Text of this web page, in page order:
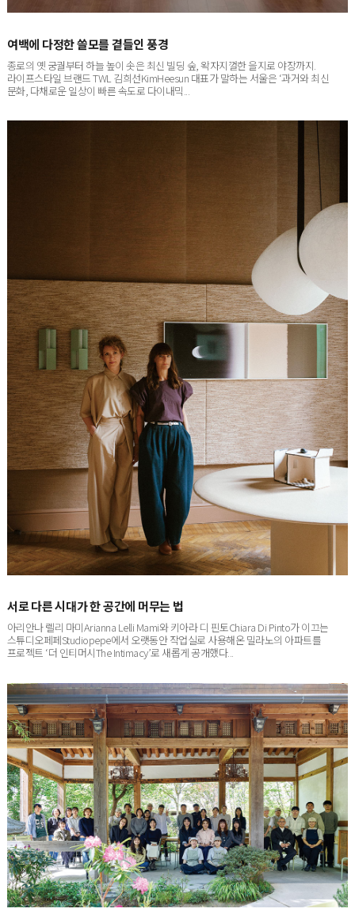
종로의 옛 궁궐부터 하늘 높이 솟은 최신 빌딩 숲, 왁자지껄한 을지로 야장까지.
라이프스타일 브랜드 TWL 김희선KimHeesun 대표가 말하는 서울은 ‘과거와 최신
문화, 다채로운 일상이 빠른 속도로 다이내믹...
아리안나 렐리 마미Arianna Lelli Mami와 키아라 디 핀토Chiara Di Pinto가 이끄는
스튜디오페페Studiopepe에서 오랫동안 작업실로 사용해온 밀라노의 아파트를
프로젝트 ‘더 인티머시The Intimacy’로 새롭게 공개했다...